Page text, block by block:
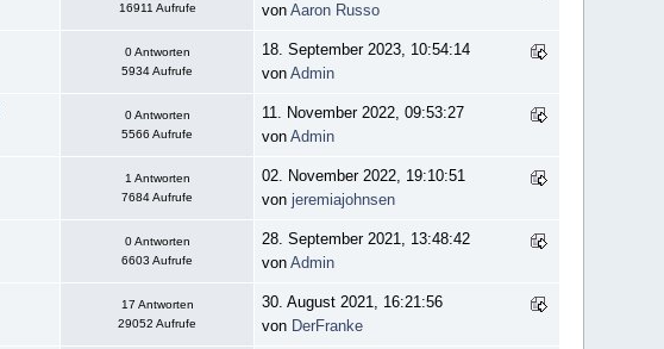
16911 Aufrufe
vonAaron Russo
0 Antworten
5934 Aufrufe
18. September 2023, 10:54:14
vonAdmin
0 Antworten
5566 Aufrufe
11. November 2022, 09:53:27
vonAdmin
1 Antworten
7684 Aufrufe
02. November 2022, 19:10:51
vonjeremiajohnsen
0 Antworten
6603 Aufrufe
28. September 2021, 13:48:42
vonAdmin
17 Antworten
29052 Aufrufe
30. August 2021, 16:21:56
von DerFranke